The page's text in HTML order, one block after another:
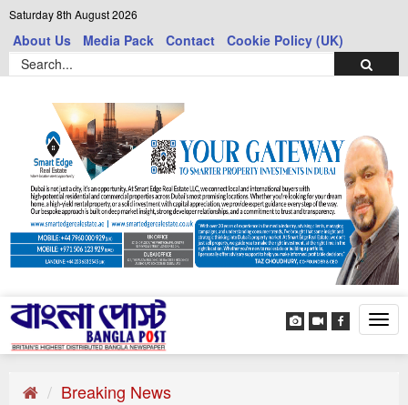
Saturday 8th August 2026
About Us Media Pack Contact Cookie Policy (UK)
Breaking News